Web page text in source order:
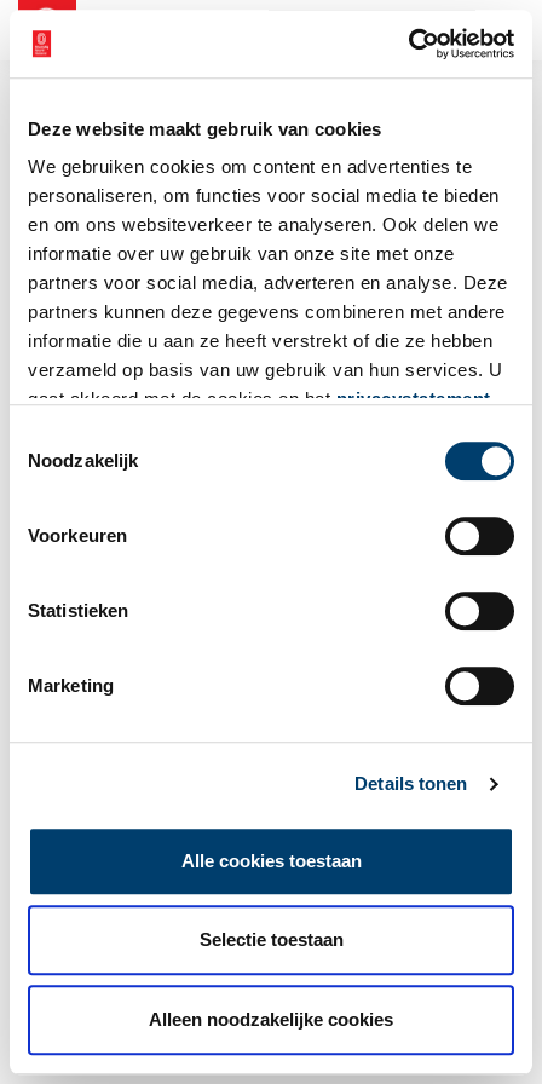
Deze website maakt gebruik van cookies
We gebruiken cookies om content en advertenties te
personaliseren, om functies voor social media te bieden
en om ons websiteverkeer te analyseren. Ook delen we
informatie over uw gebruik van onze site met onze
partners voor social media, adverteren en analyse. Deze
partners kunnen deze gegevens combineren met andere
informatie die u aan ze heeft verstrekt of die ze hebben
verzameld op basis van uw gebruik van hun services. U
gaat akkoord met de cookies en het privacystatement
Noodzakelijk
Voorkeuren
Statistieken
Marketing
Details tonen
Alle cookies toestaan
Selectie toestaan
Alleen noodzakelijke cookies